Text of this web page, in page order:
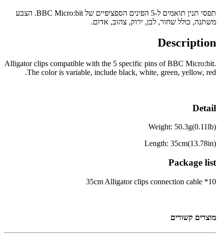
תפסי תנין תואמים ל-5 הפינים הספציפיים של BBC Micro:bit. הצבע
משתנה, כולל שחור, לבן, ירוק, צהוב, אדום.
Description
Alligator clips compatible with the 5 specific pins of BBC Micro:bit.
The color is variable, include black, white, green, yellow, red.
Detail
Weight: 50.3g(0.11lb)
Length: 35cm(13.78in)
Package list
35cm Alligator clips connection cable *10
מוצרים קשורים